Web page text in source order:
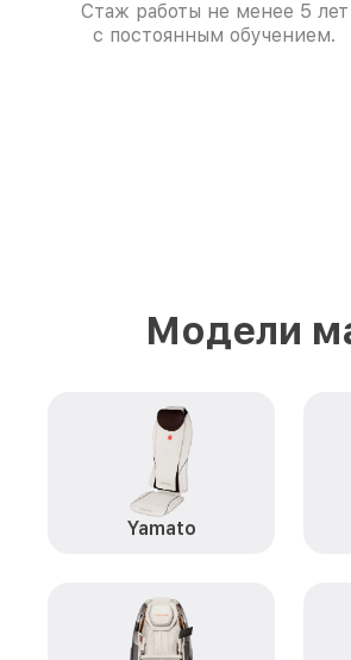
Стаж работы не менее 5 лет
с постоянным обучением.
Модели
Yamato